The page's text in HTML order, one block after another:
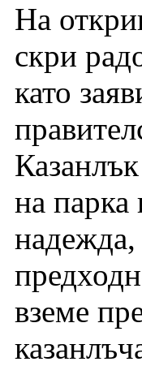
На
скри
като
на парка
надежда,
вземе